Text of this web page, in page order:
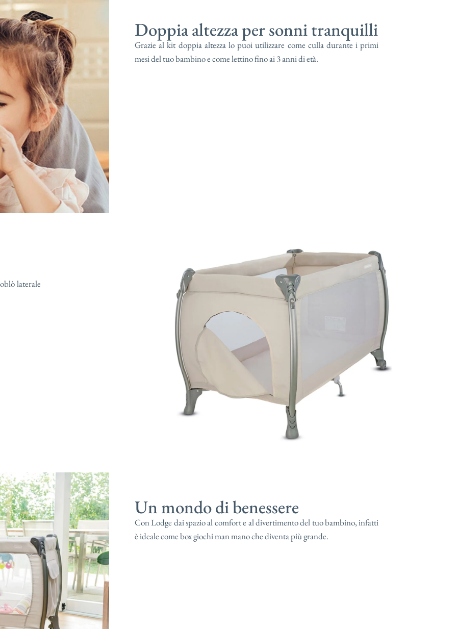
Doppia altezza per sonni tranquilli
Grazie al kit doppia altezza lo puoi utilizzare come culla durante i primi
mesi del tuo bambino e come lettino fino ai 3 anni di età.
laterale
Un mondo di benessere
Con Lodge dai spazio al comfort e al divertimento del tuo bambino, infatti
è ideale come box giochi man mano che diventa più grande.